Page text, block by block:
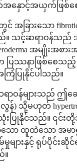
နှောင့်အယှက်ဖြစ်စ
ခြားသော fibrotic
သင့်ဆရာဝန်သည် အ
အမျိုးအ
ပြဿနာဖြစ်စေသည့်
ြံပြုနိုင်ပါသည်။
ရာဝန်များသည် ဤဆ
န်) သို့မဟုတ်
းပြုနိုင်သည်။ ၎င်
သော ထူထဲသော အမာရွ
ျားနှင့် ရုပ်ပိုင်းဆို
။